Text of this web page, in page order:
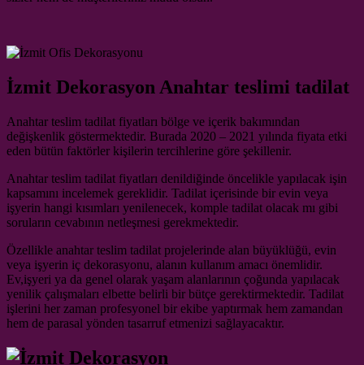
İzmit Dekorasyon Anahtar teslimi tadilat
Anahtar teslim tadilat fiyatları bölge ve içerik bakımından
değişkenlik göstermektedir. Burada 2020 – 2021 yılında fiyata etki
eden bütün faktörler kişilerin tercihlerine göre şekillenir.
Anahtar teslim tadilat fiyatları denildiğinde öncelikle yapılacak işin
kapsamını incelemek gereklidir. Tadilat içerisinde bir evin veya
işyerin hangi kısımları yenilenecek, komple tadilat olacak mı gibi
soruların cevabının netleşmesi gerekmektedir.
Özellikle anahtar teslim tadilat projelerinde alan büyüklüğü, evin
veya işyerin iç dekorasyonu, alanın kullanım amacı önemlidir.
Ev,işyeri ya da genel olarak yaşam alanlarının çoğunda yapılacak
yenilik çalışmaları elbette belirli bir bütçe gerektirmektedir. Tadilat
işlerini her zaman profesyonel bir ekibe yaptırmak hem zamandan
hem de parasal yönden tasarruf etmenizi sağlayacaktır.